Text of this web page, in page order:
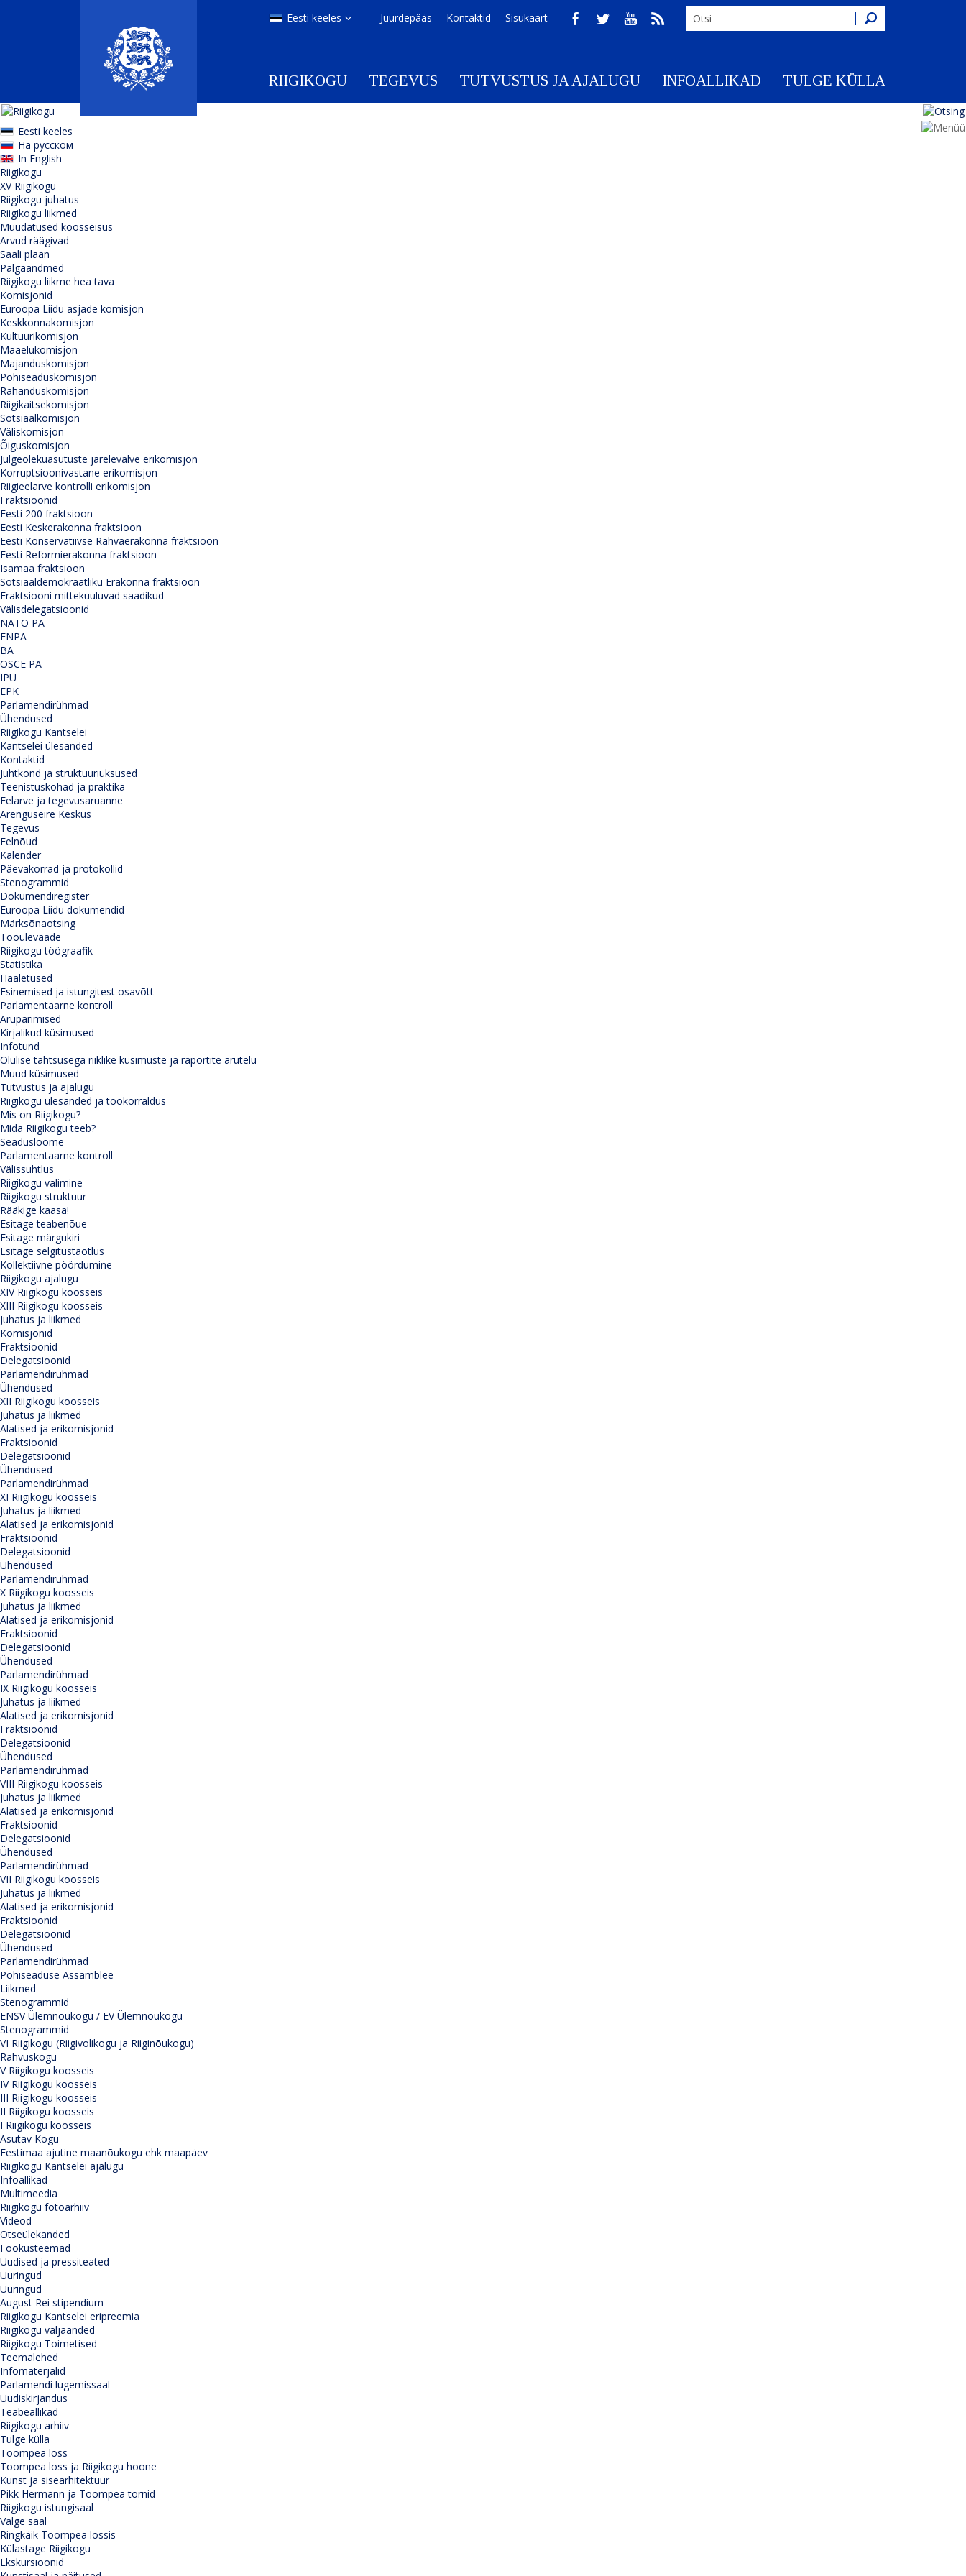
Otsing
Juurdepääs Kontaktid Sisukaart
Eesti keeles
RIIGIKOGU TEGEVUS TUTVUSTUS JA AJALUGU INFOALLIKAD TULGE KÜLLA
Eesti keeles
На русском
In English
Riigikogu
XV Riigikogu
Riigikogu juhatus
Riigikogu liikmed
Muudatused koosseisus
Arvud räägivad
Saali plaan
Palgaandmed
Riigikogu liikme hea tava
Komisjonid
Euroopa Liidu asjade komisjon
Keskkonnakomisjon
Kultuurikomisjon
Maaelukomisjon
Majanduskomisjon
Põhiseaduskomisjon
Rahanduskomisjon
Riigikaitsekomisjon
Sotsiaalkomisjon
Väliskomisjon
Õiguskomisjon
Julgeolekuasutuste järelevalve erikomisjon
Korruptsioonivastane erikomisjon
Riigieelarve kontrolli erikomisjon
Fraktsioonid
Eesti 200 fraktsioon
Eesti Keskerakonna fraktsioon
Eesti Konservatiivse Rahvaerakonna fraktsioon
Eesti Reformierakonna fraktsioon
Isamaa fraktsioon
Sotsiaaldemokraatliku Erakonna fraktsioon
Fraktsiooni mittekuuluvad saadikud
Välisdelegatsioonid
NATO PA
ENPA
BA
OSCE PA
IPU
EPK
Parlamendirühmad
Ühendused
Riigikogu Kantselei
Kantselei ülesanded
Kontaktid
Juhtkond ja struktuuriüksused
Teenistuskohad ja praktika
Eelarve ja tegevusaruanne
Arenguseire Keskus
Tegevus
Eelnõud
Kalender
Päevakorrad ja protokollid
Stenogrammid
Dokumendiregister
Euroopa Liidu dokumendid
Märksõnaotsing
Tööülevaade
Riigikogu töögraafik
Statistika
Hääletused
Esinemised ja istungitest osavõtt
Parlamentaarne kontroll
Arupärimised
Kirjalikud küsimused
Infotund
Olulise tähtsusega riiklike küsimuste ja raportite arutelu
Muud küsimused
Tutvustus ja ajalugu
Riigikogu ülesanded ja töökorraldus
Mis on Riigikogu?
Mida Riigikogu teeb?
Seadusloome
Parlamentaarne kontroll
Välissuhtlus
Riigikogu valimine
Riigikogu struktuur
Rääkige kaasa!
Esitage teabenõue
Esitage märgukiri
Esitage selgitustaotlus
Kollektiivne pöördumine
Riigikogu ajalugu
XIV Riigikogu koosseis
XIII Riigikogu koosseis
Juhatus ja liikmed
Komisjonid
Fraktsioonid
Delegatsioonid
Parlamendirühmad
Ühendused
XII Riigikogu koosseis
Juhatus ja liikmed
Alatised ja erikomisjonid
Fraktsioonid
Delegatsioonid
Ühendused
Parlamendirühmad
XI Riigikogu koosseis
Juhatus ja liikmed
Alatised ja erikomisjonid
Fraktsioonid
Delegatsioonid
Ühendused
Parlamendirühmad
X Riigikogu koosseis
Juhatus ja liikmed
Alatised ja erikomisjonid
Fraktsioonid
Delegatsioonid
Ühendused
Parlamendirühmad
IX Riigikogu koosseis
Juhatus ja liikmed
Alatised ja erikomisjonid
Fraktsioonid
Delegatsioonid
Ühendused
Parlamendirühmad
VIII Riigikogu koosseis
Juhatus ja liikmed
Alatised ja erikomisjonid
Fraktsioonid
Delegatsioonid
Ühendused
Parlamendirühmad
VII Riigikogu koosseis
Juhatus ja liikmed
Alatised ja erikomisjonid
Fraktsioonid
Delegatsioonid
Ühendused
Parlamendirühmad
Põhiseaduse Assamblee
Liikmed
Stenogrammid
ENSV Ülemnõukogu / EV Ülemnõukogu
Stenogrammid
VI Riigikogu (Riigivolikogu ja Riiginõukogu)
Rahvuskogu
V Riigikogu koosseis
IV Riigikogu koosseis
III Riigikogu koosseis
II Riigikogu koosseis
I Riigikogu koosseis
Asutav Kogu
Eestimaa ajutine maanõukogu ehk maapäev
Riigikogu Kantselei ajalugu
Infoallikad
Multimeedia
Riigikogu fotoarhiiv
Videod
Otseülekanded
Fookusteemad
Uudised ja pressiteated
Uuringud
Uuringud
August Rei stipendium
Riigikogu Kantselei eripreemia
Riigikogu väljaanded
Riigikogu Toimetised
Teemalehed
Infomaterjalid
Parlamendi lugemissaal
Uudiskirjandus
Teabeallikad
Riigikogu arhiiv
Tulge külla
Toompea loss
Toompea loss ja Riigikogu hoone
Kunst ja sisearhitektuur
Pikk Hermann ja Toompea tornid
Riigikogu istungisaal
Valge saal
Ringkäik Toompea lossis
Külastage Riigikogu
Ekskursioonid